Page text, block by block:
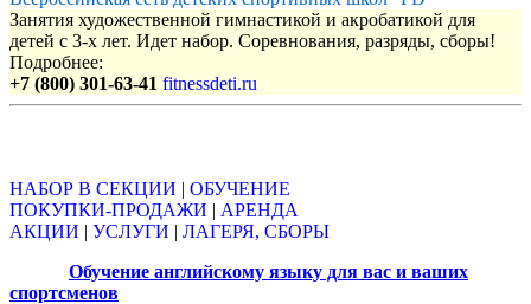
Занятия художественной гимнастикой и акробатикой для
детей с 3-х лет. Идет набор. Соревнования, разряды, сборы!
Подробнее:
+7 (800) 301-63-41 fitnessdeti.ru
НАБОР В СЕКЦИИ | ОБУЧЕНИЕ
ПОКУПКИ-ПРОДАЖИ | АРЕНДА
АКЦИИ | УСЛУГИ | ЛАГЕРЯ, СБОРЫ
Обучение английскому языку для вас и ваших
спортсменов